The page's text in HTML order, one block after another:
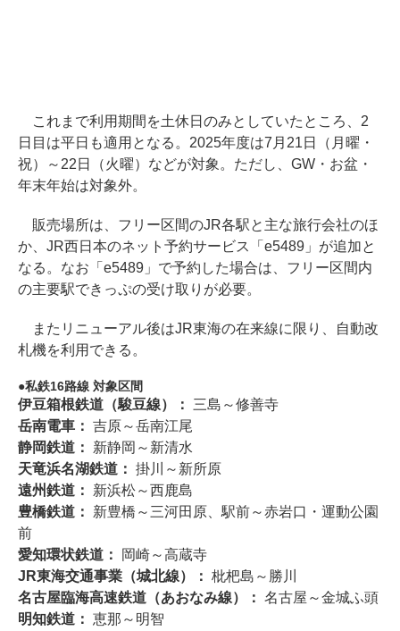
これまで利用期間を土休日のみとしていたところ、2
日目は平日も適用となる。2025年度は7月21日（月曜・
祝）～22日（火曜）などが対象。ただし、GW・お盆・
年末年始は対象外。
販売場所は、フリー区間のJR各駅と主な旅行会社のほ
か、JR西日本のネット予約サービス「e5489」が追加と
なる。なお「e5489」で予約した場合は、フリー区間内
の主要駅できっぷの受け取りが必要。
またリニューアル後はJR東海の在来線に限り、自動改
札機を利用できる。
私鉄16路線 対象区間
伊豆箱根鉄道（駿豆線）： 三島～修善寺
岳南電車： 吉原～岳南江尾
静岡鉄道： 新静岡～新清水
天竜浜名湖鉄道： 掛川～新所原
遠州鉄道： 新浜松～西鹿島
豊橋鉄道： 新豊橋～三河田原、駅前～赤岩口・運動公園
前
愛知環状鉄道：
岡崎～高蔵寺
JR東海交通事業（城北線）： 枇杷島～勝川
名古屋臨海高速鉄道（あおなみ線）： 名古屋～金城ふ頭
明知鉄道： 恵那～明智